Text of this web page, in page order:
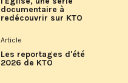
documentaire à
redécouvrir sur KTO
Article
Les reportages d'été
2026 de KTO